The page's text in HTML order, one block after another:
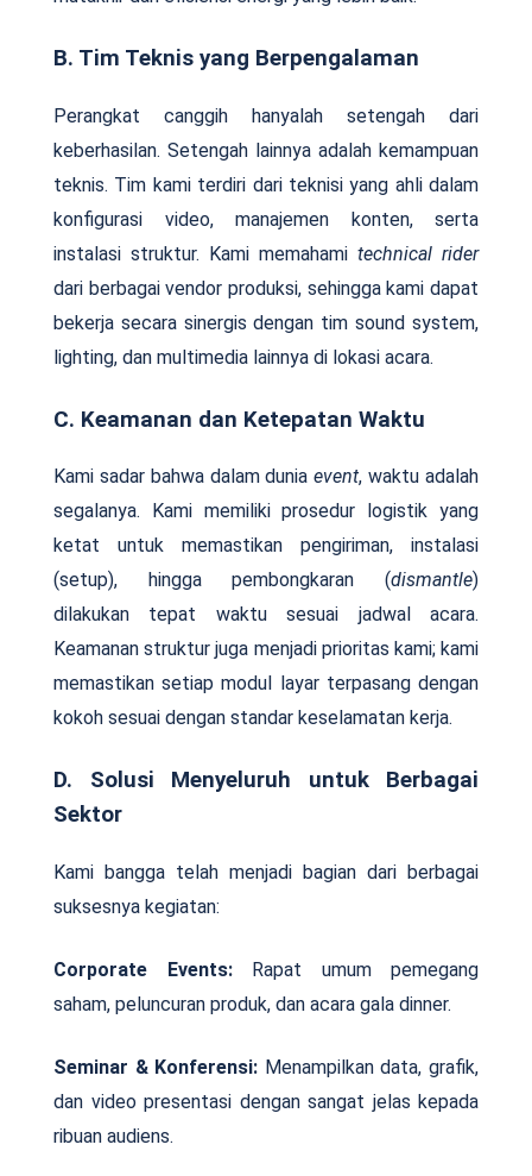
B. Tim Teknis yang Berpengalaman
Perangkat canggih hanyalah setengah dari
keberhasilan. Setengah lainnya adalah kemampuan
teknis. Tim kami terdiri dari teknisi yang ahli dalam
konfigurasi video, manajemen konten, serta
instalasi struktur. Kami memahami technical rider
dari berbagai vendor produksi, sehingga kami dapat
bekerja secara sinergis dengan tim sound system,
lighting, dan multimedia lainnya di lokasi acara.
C. Keamanan dan Ketepatan Waktu
Kami sadar bahwa dalam duniaevent, waktu adalah
segalanya. Kami memiliki prosedur logistik yang
ketat untuk memastikan pengiriman, instalasi
(setup), hingga pembongkaran (dismantle)
dilakukan tepat waktu sesuai jadwal acara.
Keamanan struktur juga menjadi prioritas kami; kami
memastikan setiap modul layar terpasang dengan
kokoh sesuai dengan standar keselamatan kerja.
D. Solusi Menyeluruh untuk Berbagai
Sektor
Kami bangga telah menjadi bagian dari berbagai
suksesnya kegiatan:
Corporate Events:Rapat umum pemegang
saham, peluncuran produk, dan acara gala dinner.
Seminar & Konferensi: Menampilkan data, grafik,
dan video presentasi dengan sangat jelas kepada
ribuan audiens.